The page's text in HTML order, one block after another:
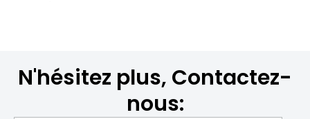
N'hésitez plus, Contactez-
nous: